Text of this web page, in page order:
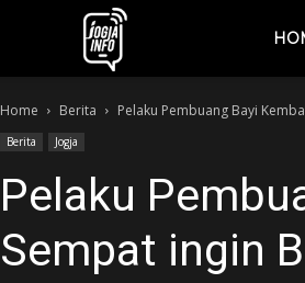
jogjainfo.id
Home Berita Pelaku Pembuang Bayi
Berita Jogja
Pelaku
Sempat ingin